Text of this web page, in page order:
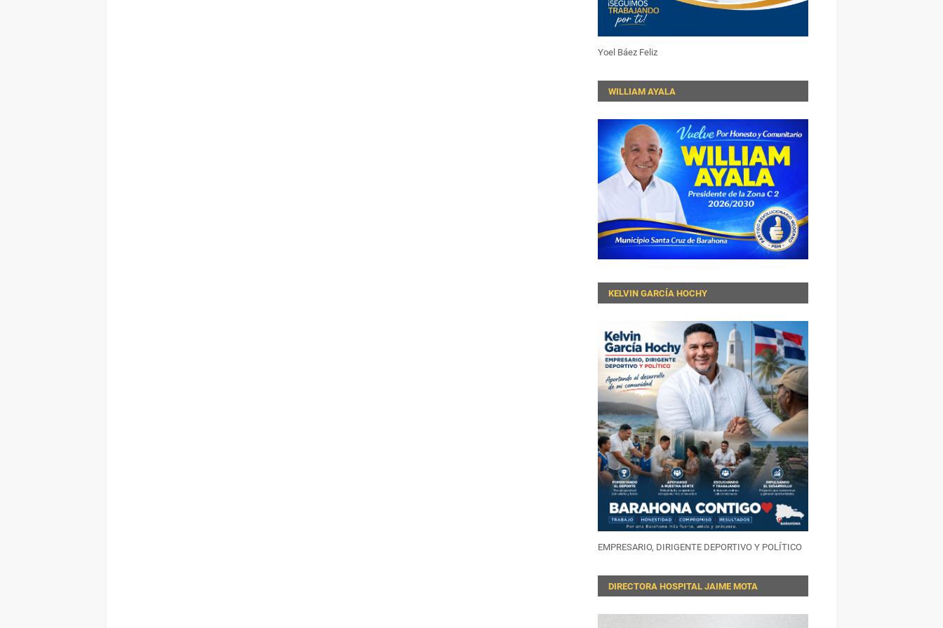
Yoel Báez Feliz
WILLIAM AYALA
KELVIN GARCÍA HOCHY
EMPRESARIO, DIRIGENTE DEPORTIVO Y POLÍTICO
DIRECTORA HOSPITAL JAIME MOTA